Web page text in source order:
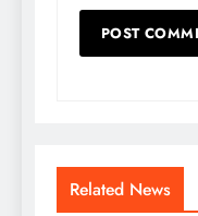
Related News